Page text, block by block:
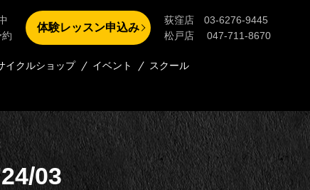
イクルショップ イベント
スクール
体験レッスン申込み
荻窪店 03-6276-9445
松戸店 047-711-8670
03